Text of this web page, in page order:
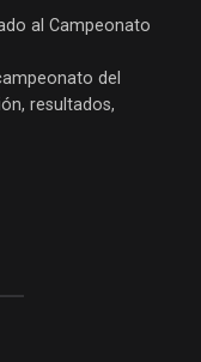
al Campeonato
del
resultados,